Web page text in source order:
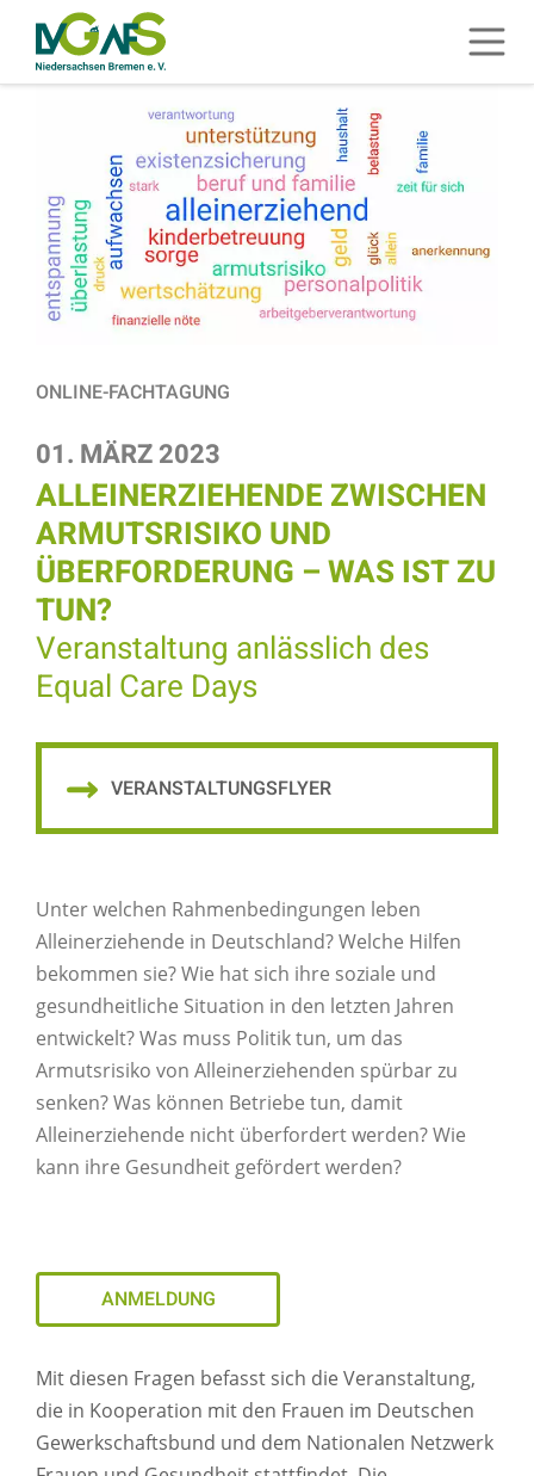
ZUM HAUPTINHALT SPRINGEN
ZUR SUCHE SPRINGEN
ONLINE-FACHTAGUNG
01. MÄRZ 2023
ALLEINERZIEHENDE ZWISCHEN
ARMUTSRISIKO UND
ÜBERFORDERUNG – WAS IST ZU
TUN?
Veranstaltung anlässlich des
Equal Care Days
VERANSTALTUNGSFLYER
Unter welchen Rahmenbedingungen leben
Alleinerziehende in Deutschland? Welche Hilfen
bekommen sie? Wie hat sich ihre soziale und
gesundheitliche Situation in den letzten Jahren
entwickelt? Was muss Politik tun, um das
Armutsrisiko von Alleinerziehenden spürbar zu
senken? Was können Betriebe tun, damit
Alleinerziehende nicht überfordert werden? Wie
kann ihre Gesundheit gefördert werden?
ANMELDUNG
Mit diesen Fragen befasst sich die Veranstaltung,
die in Kooperation mit den Frauen im Deutschen
Gewerkschaftsbund und dem Nationalen Netzwerk